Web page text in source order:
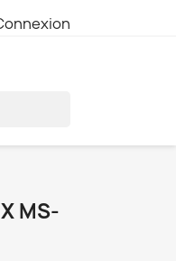
MS-